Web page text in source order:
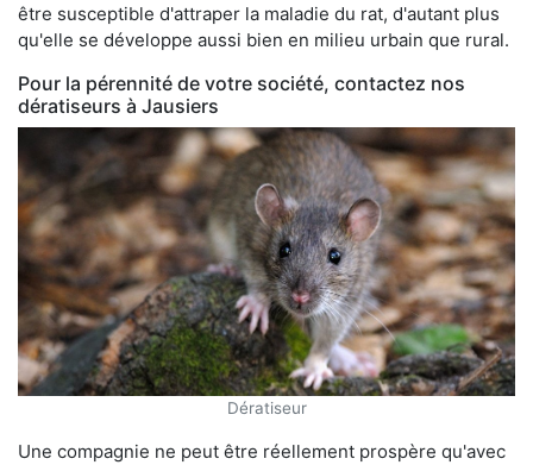
être susceptible d'attraper la maladie du rat, d'autant plus
qu'elle se développe aussi bien en milieu urbain que rural.
Pour la pérennité de votre société, contactez nos
dératiseurs à Jausiers
Dératiseur
Une compagnie ne peut être réellement prospère qu'avec